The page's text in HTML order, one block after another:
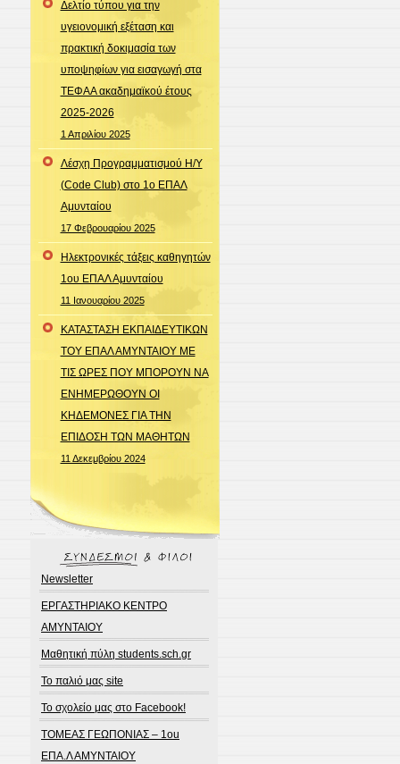
Δελτίο τύπου για την
υγειονομική εξέταση και
πρακτική δοκιμασία των
υποψηφίων για εισαγωγή στα
ΤΕΦΑΑ ακαδημαϊκού έτους
2025-2026
1 Απριλίου 2025
Λέσχη Προγραμματισμού Η/Υ
(Code Club) στο 1ο ΕΠΑΛ
Αμυνταίου
17 Φεβρουαρίου 2025
Ηλεκτρονικές τάξεις καθηγητών
1ου ΕΠΑΛ Αμυνταίου
11 Ιανουαρίου 2025
ΚΑΤΑΣΤΑΣΗ ΕΚΠΑΙΔΕΥΤΙΚΩΝ
ΤΟΥ ΕΠΑΛ ΑΜΥΝΤΑΙΟΥ ΜΕ
ΤΙΣ ΩΡΕΣ ΠΟΥ ΜΠΟΡΟΥΝ ΝΑ
ΕΝΗΜΕΡΩΘΟΥΝ ΟΙ
ΚΗΔΕΜΟΝΕΣ ΓΙΑ ΤΗΝ
ΕΠΙΔΟΣΗ ΤΩΝ ΜΑΘΗΤΩΝ
11 Δεκεμβρίου 2024
Newsletter
ΕΡΓΑΣΤΗΡΙΑΚΟ ΚΕΝΤΡΟ
ΑΜΥΝΤΑΙΟΥ
Μαθητική πύλη students.sch.gr
Το παλιό μας site
Το σχολείο μας στο Facebook!
ΤΟΜΕΑΣ ΓΕΩΠΟΝΙΑΣ – 1ou
ΕΠΑ.Λ ΑΜΥΝΤΑΙΟΥ